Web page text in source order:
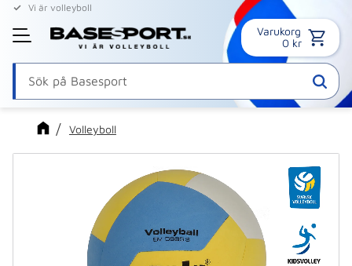
Meny
Vi är volleyboll
Varukorg
0 kr
Volleyboll